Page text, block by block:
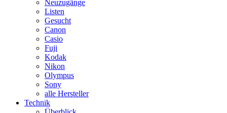
Neuzugänge
Listen
Gesucht
Canon
Casio
Fuji
Kodak
Nikon
Olympus
Sony
alle Hersteller
Technik